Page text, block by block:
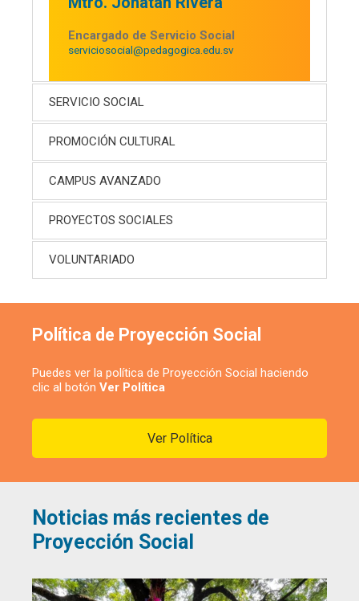
Encargado de Servicio Social
serviciosocial@pedagogica.edu.sv
SERVICIO SOCIAL
PROMOCIÓN CULTURAL
CAMPUS AVANZADO
PROYECTOS SOCIALES
VOLUNTARIADO
Política de Proyección Social
Puedes ver la política de Proyección Social haciendo
clic al botón Ver Política
Ver Política
Noticias más recientes de
Proyección Social